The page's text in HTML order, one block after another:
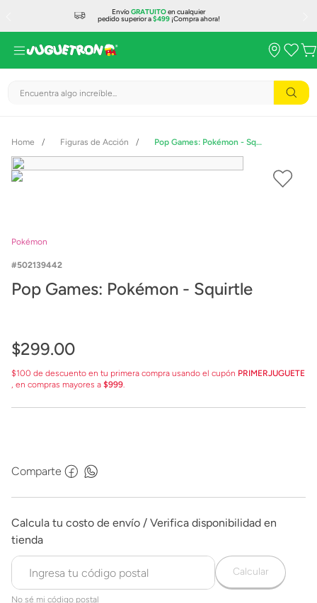
EnvíoGRATUITOen cualquier
pedido superior a$499¡Compra ahora!
Encuentra algo increíble...
Figuras de Acción Pop Games: Pokémon - Squirtle
Pokémon
502139442
Pop Games: Pokémon - Squirtle
$299.00
$100 de descuento en tu primera compra usando el cupón PRIMERJUGUETE
, en compras mayores a $999.
Comparte
No sé mi código postal
Calcular